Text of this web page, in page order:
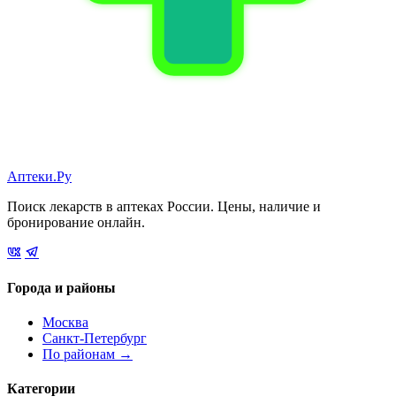
Аптеки.Ру
Поиск лекарств в аптеках России. Цены, наличие и
бронирование онлайн.
Города и районы
Москва
Санкт-Петербург
По районам →
Категории